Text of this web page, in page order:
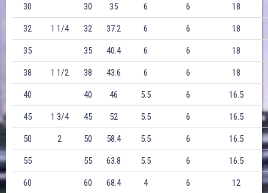
30 30 35 6 6 18
32 1 1/4 32 37.2 6 6 18
35 35 40.4 6 6 18
38 1 1/2 38 43.6 6 6 18
40 40 46 5.5 6 16.5
45 1 3/4 45 52 5.5 6 16.5
50 2 50 58.4 5.5 6 16.5
55 55 63.8 5.5 6 16.5
60 60 68.4 4 6 12